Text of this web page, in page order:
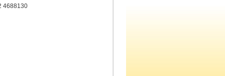
4688130